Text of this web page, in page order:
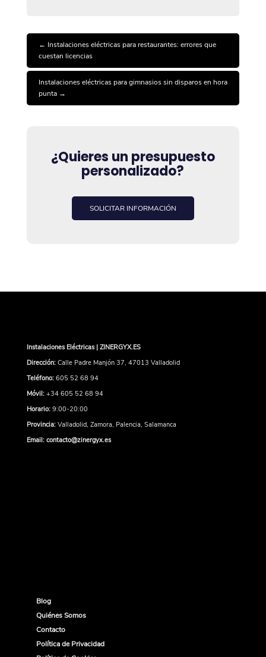
← Instalaciones eléctricas para restaurantes: errores que
cuestan licencias
Instalaciones eléctricas para gimnasios sin disparos en hora
punta→
¿Quieres un presupuesto
personalizado?
SOLICITAR INFORMACIÓN
Instalaciones Eléctricas | ZINERGYX.ES
Dirección: Calle Padre Manjón 37, 47013 Valladolid
Teléfono:605 52 68 94
Móvil: +34 605 52 68 94
Horario:9:00-20:00
Provincia:Valladolid, Zamora, Palencia, Salamanca
Email: contacto@zinergyx.es
Blog
Quiénes Somos
Contacto
Política de Privacidad